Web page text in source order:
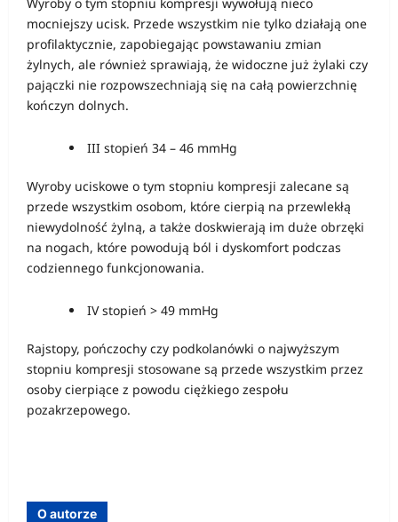
mocniejszy ucisk. Przede wszystkim nie tylko działają one
profilaktycznie, zapobiegając powstawaniu zmian
żylnych, ale również sprawiają, że widoczne już żylaki czy
pajączki nie rozpowszechniają się na całą powierzchnię
kończyn dolnych.
III stopień 34 – 46 mmHg
Wyroby uciskowe o tym stopniu kompresji zalecane są
przede wszystkim osobom, które cierpią na przewlekłą
niewydolność żylną, a także doskwierają im duże obrzęki
na nogach, które powodują ból i dyskomfort podczas
codziennego funkcjonowania.
IV stopień > 49 mmHg
Rajstopy, pończochy czy podkolanówki o najwyższym
stopniu kompresji stosowane są przede wszystkim przez
osoby cierpiące z powodu ciężkiego zespołu
pozakrzepowego.
O autorze